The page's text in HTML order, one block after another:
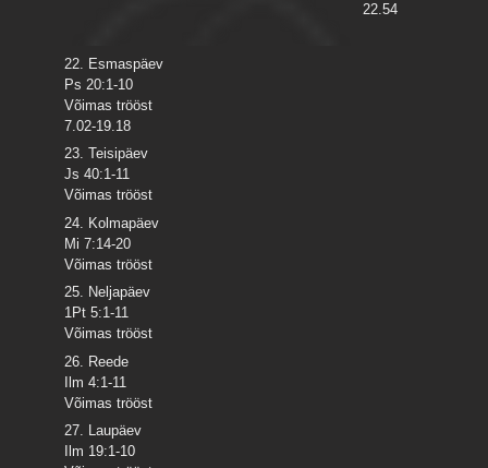
22.54
22. Esmaspäev
Ps 20:1-10
Võimas trööst
7.02-19.18
23. Teisipäev
Js 40:1-11
Võimas trööst
24. Kolmapäev
Mi 7:14-20
Võimas trööst
25. Neljapäev
1Pt 5:1-11
Võimas trööst
26. Reede
Ilm 4:1-11
Võimas trööst
27. Laupäev
Ilm 19:1-10